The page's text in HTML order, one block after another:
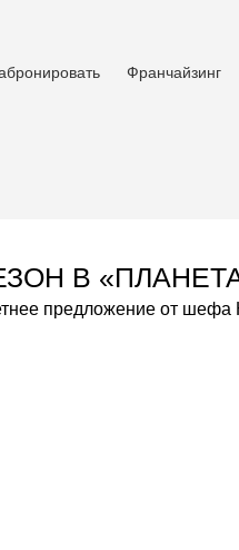
Франчайзинг
В
предложение от